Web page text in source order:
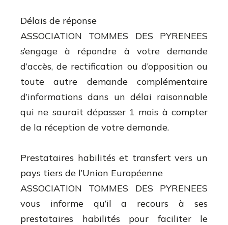
Délais de réponse
ASSOCIATION TOMMES DES PYRENEES
s’engage à répondre à votre demande
d’accès, de rectification ou d’opposition ou
toute autre demande complémentaire
d’informations dans un délai raisonnable
qui ne saurait dépasser 1 mois à compter
de la réception de votre demande.
Prestataires habilités et transfert vers un
pays tiers de l’Union Européenne
ASSOCIATION TOMMES DES PYRENEES
vous informe qu’il a recours à ses
prestataires habilités pour faciliter le